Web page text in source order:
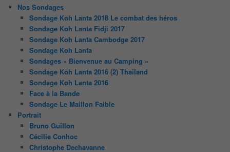
Nos Sondages
Sondage Koh Lanta 2018 Le combat des héros
Sondage Koh Lanta Fidji 2017
Sondage Koh Lanta Cambodge 2017
Sondage Koh Lanta
Sondages « Bienvenue au Camping »
Sondage Koh Lanta 2016 (2) Thailand
Sondage Koh Lanta 2016
Face à la Bande
Sondage Le Maillon Faible
Portrait
Bruno Guillon
Cécilie Conhoc
Christophe Dechavanne